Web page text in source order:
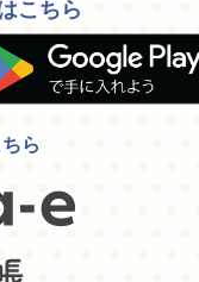
こちら
ら